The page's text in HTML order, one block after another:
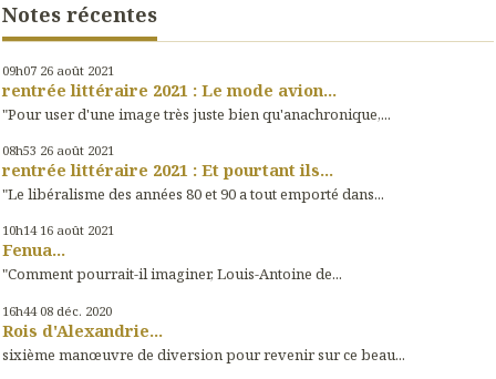
Notes récentes
09h07 26 août 2021
rentrée littéraire 2021 : Le mode avion...
"Pour user d'une image très juste bien qu'anachronique,...
08h53 26 août 2021
rentrée littéraire 2021 : Et pourtant ils...
"Le libéralisme des années 80 et 90 a tout emporté dans...
10h14 16 août 2021
Fenua...
"Comment pourrait-il imaginer, Louis-Antoine de...
16h44 08 déc. 2020
Rois d'Alexandrie...
sixième manœuvre de diversion pour revenir sur ce beau...